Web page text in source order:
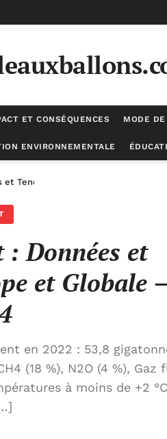
ET CONSÉQUENCES MODE
ENVIRONNEMENTALE
Tendances – France, Europe et
Données et
et Globale –
en 2022 : 53,8
(18 %), N2O (4 %), Gaz
à moins de +2